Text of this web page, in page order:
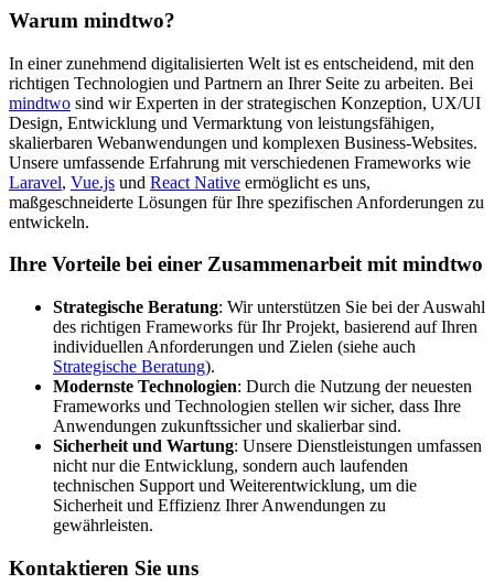
Warum mindtwo?
In einer zunehmend digitalisierten Welt ist es entscheidend, mit den
richtigen Technologien und Partnern an Ihrer Seite zu arbeiten. Bei
mindtwo sind wir Experten in der strategischen Konzeption, UX/UI
Design, Entwicklung und Vermarktung von leistungsfähigen,
skalierbaren Webanwendungen und komplexen Business-Websites.
Unsere umfassende Erfahrung mit verschiedenen Frameworks wie
Laravel, Vue.js und React Native ermöglicht es uns,
maßgeschneiderte Lösungen für Ihre spezifischen Anforderungen zu
entwickeln.
Ihre Vorteile bei einer Zusammenarbeit mit mindtwo
Strategische Beratung: Wir unterstützen Sie bei der Auswahl
des richtigen Frameworks für Ihr Projekt, basierend auf Ihren
individuellen Anforderungen und Zielen (siehe auch
Strategische Beratung).
Modernste Technologien: Durch die Nutzung der neuesten
Frameworks und Technologien stellen wir sicher, dass Ihre
Anwendungen zukunftssicher und skalierbar sind.
Sicherheit und Wartung: Unsere Dienstleistungen umfassen
nicht nur die Entwicklung, sondern auch laufenden
technischen Support und Weiterentwicklung, um die
Sicherheit und Effizienz Ihrer Anwendungen zu
gewährleisten.
Kontaktieren Sie uns